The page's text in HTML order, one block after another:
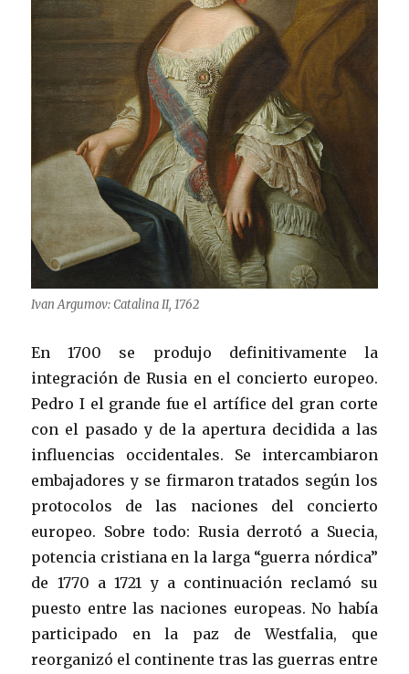
Ivan Argumov: Catalina II, 1762
En 1700 se produjo definitivamente la
integración de Rusia en el concierto europeo.
Pedro I el grande fue el artífice del gran corte
con el pasado y de la apertura decidida a las
influencias occidentales. Se intercambiaron
embajadores y se firmaron tratados según los
protocolos de las naciones del concierto
europeo. Sobre todo: Rusia derrotó a Suecia,
potencia cristiana en la larga “guerra nórdica”
de 1770 a 1721 y a continuación reclamó su
puesto entre las naciones europeas. No había
participado en la paz de Westfalia, que
reorganizó el continente tras las guerras entre